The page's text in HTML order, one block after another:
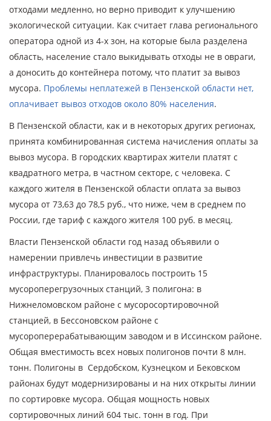
отходами медленно, но верно приводит к улучшению
экологической ситуации. Как считает глава регионального
оператора одной из 4-х зон, на которые была разделена
область, население стало выкидывать отходы не в овраги,
а доносить до контейнера потому, что платит за вывоз
мусора. Проблемы неплатежей в Пензенской области нет,
оплачивает вывоз отходов около 80% населения.
В Пензенской области, как и в некоторых других регионах,
принята комбинированная система начисления оплаты за
вывоз мусора. В городских квартирах жители платят с
квадратного метра, в частном секторе, с человека. С
каждого жителя в Пензенской области оплата за вывоз
мусора от 73,63 до 78,5 руб., что ниже, чем в среднем по
России, где тариф с каждого жителя 100 руб. в месяц.
Власти Пензенской области год назад объявили о
намерении привлечь инвестиции в развитие
инфраструктуры. Планировалось построить 15
мусороперегрузочных станций, 3 полигона: в
Нижнеломовском районе с мусоросортировочной
станцией, в Бессоновском районе с
мусороперерабатывающим заводом и в Иссинском районе.
Общая вместимость всех новых полигонов почти 8 млн.
тонн. Полигоны в Сердобском, Кузнецком и Бековском
районах будут модернизированы и на них открыты линии
по сортировке мусора. Общая мощность новых
сортировочных линий 604 тыс. тонн в год. При